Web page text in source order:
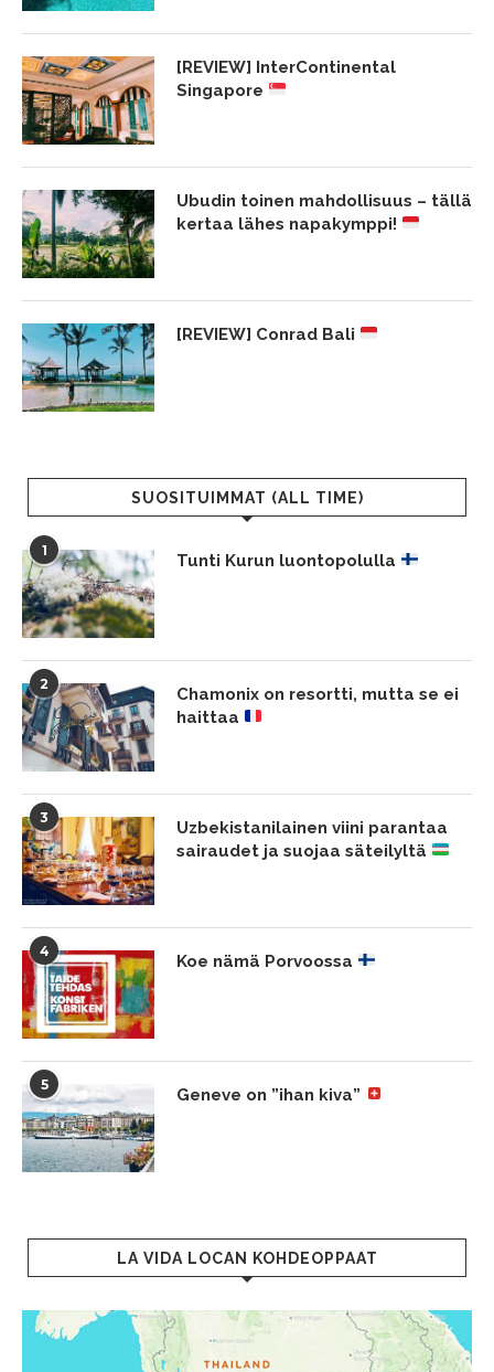
[REVIEW] InterContinental
Singapore
Ubudin toinen mahdollisuus – tällä
kertaa lähes napakymppi!
[REVIEW] Conrad Bali
SUOSITUIMMAT (ALL TIME)
1
Tunti Kurun luontopolulla
2
Chamonix on resortti, mutta se ei
haittaa
3
Uzbekistanilainen viini parantaa
sairaudet ja suojaa säteilyltä
4
Koe nämä Porvoossa
5
Geneve on ”ihan kiva”
LA VIDA LOCAN KOHDEOPPAAT